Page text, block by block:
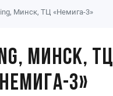
Минск, ТЦ «Немига-3»
Минск, ТЦ
3»